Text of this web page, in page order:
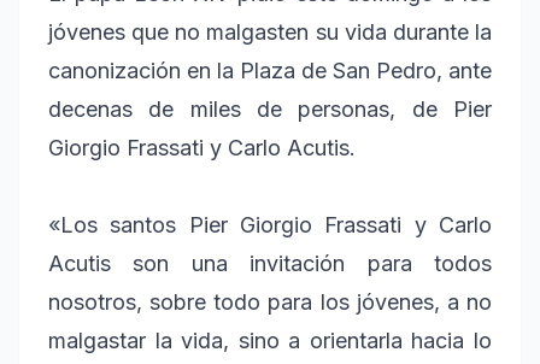
jóvenes que no malgasten su vida durante la
canonización en la Plaza de San Pedro, ante
decenas de miles de personas, de Pier
Giorgio Frassati y Carlo Acutis.
«Los santos Pier Giorgio Frassati y Carlo
Acutis son una invitación para todos
nosotros, sobre todo para los jóvenes, a no
malgastar la vida, sino a orientarla hacia lo